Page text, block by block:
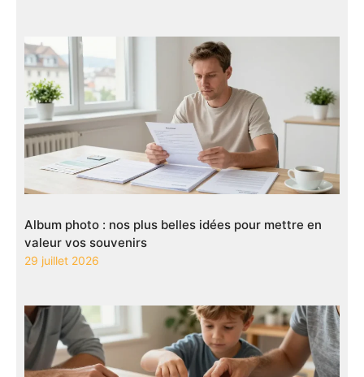
Album photo : nos plus belles idées pour mettre en
valeur vos souvenirs
29 juillet 2026